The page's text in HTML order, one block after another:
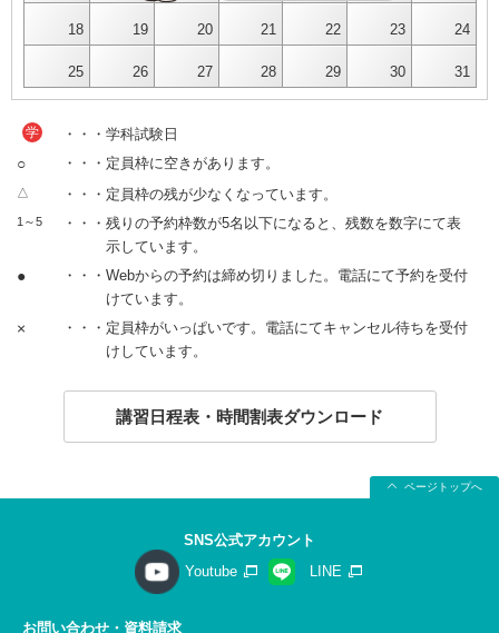
18 19 20 21 22 23 24
25 26 27 28 29 30 31
学 ・・・学科試験日
○ ・・・定員枠に空きがあります。
△ ・・・定員枠の残が少なくなっています。
1～5
・・・残りの予約枠数が5名以下になると、残数を数字にて表
示しています。
●
・・・Webからの予約は締め切りました。電話にて予約を受付
けています。
×
・・・定員枠がいっぱいです。電話にてキャンセル待ちを受付
けしています。
講習日程表・時間割表ダウンロード
ページトップへ
SNS公式アカウント
Youtube
LINE
お問い合わせ・資料請求